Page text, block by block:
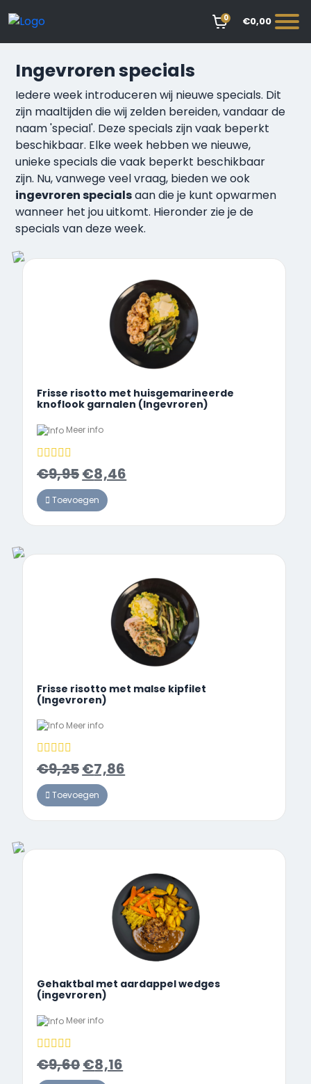
0 €0,00
Ingevroren specials
Iedere week introduceren wij nieuwe specials. Dit
zijn maaltijden die wij zelden bereiden, vandaar de
naam 'special'. Deze specials zijn vaak beperkt
beschikbaar. Elke week hebben we nieuwe,
unieke specials die vaak beperkt beschikbaar
zijn. Nu, vanwege veel vraag, bieden we ook
ingevroren specialsaan die je kunt opwarmen
wanneer het jou uitkomt. Hieronder zie je de
specials van deze week.
Frisse risotto met huisgemarineerde
knoflook garnalen (Ingevroren)
Meer info
€9,95€8,46
Toevoegen
Frisse risotto met malse kipfilet
(Ingevroren)
Meer info
€9,25€7,86
Toevoegen
Gehaktbal met aardappel wedges
(ingevroren)
Meer info
€9,60€8,16